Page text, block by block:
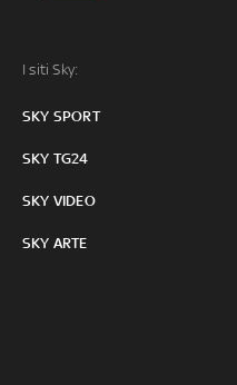
I siti Sky:
SKY SPORT
SKY TG24
SKY VIDEO
SKY ARTE